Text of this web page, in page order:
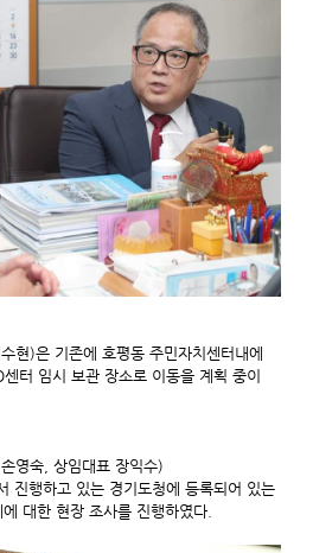
현)은 기존에 호평동 주민자치센터내에
터 임시 보관 장소로 이동을 계획 중이
영숙, 상임대표 장익수)
진행하고 있는 경기도청에 등록되어 있는
대한 현장 조사를 진행하였다.